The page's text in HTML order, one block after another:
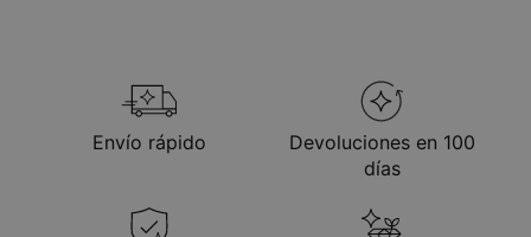
Envío rápido
Devoluciones en 100
días